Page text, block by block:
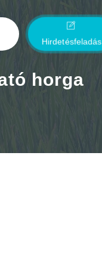
Hirdetésfeladás
horga